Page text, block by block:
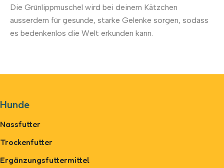
Die Grünlippmuschel wird bei deinem Kätzchen
ausserdem für gesunde, starke Gelenke sorgen, sodass
es bedenkenlos die Welt erkunden kann.
Hunde
Nassfutter
Trockenfutter
Ergänzungsfuttermittel